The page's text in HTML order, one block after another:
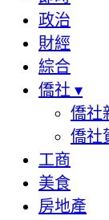
政治
財經
綜合
僑社 ▾
僑社
僑社
工商
美食
房地產